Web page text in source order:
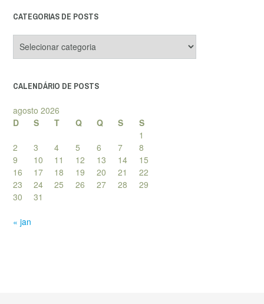
CATEGORIAS DE POSTS
de
CALENDÁRIO DE POSTS
agosto 2026
D
S T Q Q S
S
1
2
3 4 5 6 7
8
9
10 11 12 13 14
15
16
17 18 19 20 21
22
23
24 25 26 27 28
29
30
31
« jan